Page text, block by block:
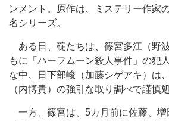
ンメント。原作は、ミステリー作家
名シリーズ。
ある日、碇たちは、篠宮多江（野
もに「ハーフムーン殺人事件」の犯
な中、日下部峻（加藤シゲアキ）は
（内博貴）の強引な取り調べで謹慎
一方、篠宮は、5カ月前に佐藤、増